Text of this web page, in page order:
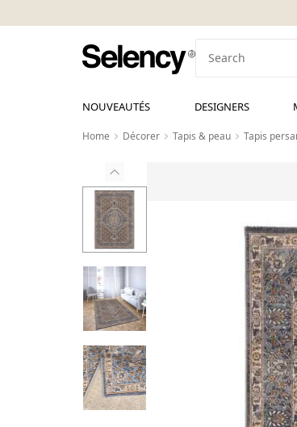
NOUVEAUTÉS DESIGNERS
Home Décorer Tapis & peau Tapis